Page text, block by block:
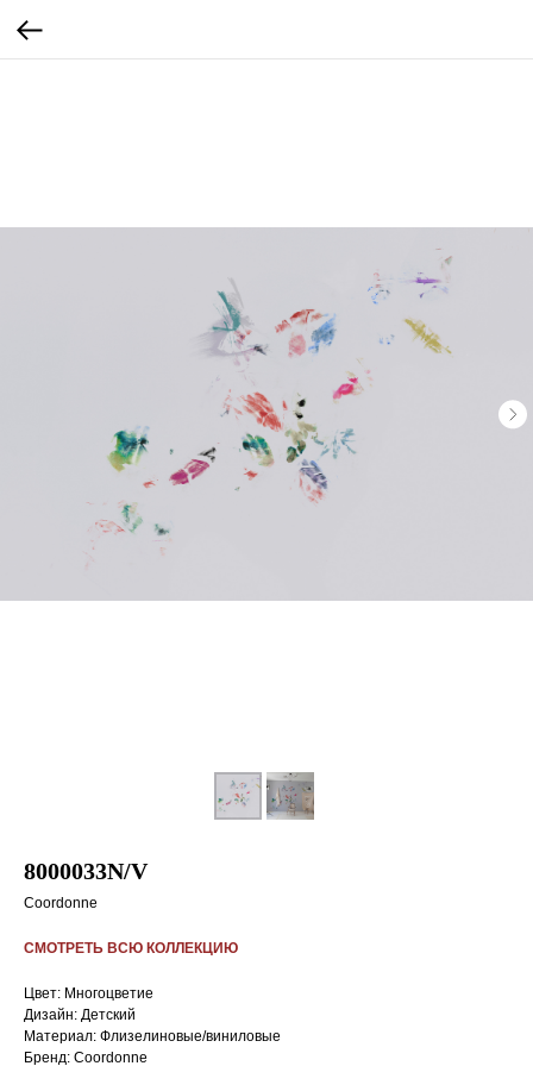
8000033N/V
Coordonne
СМОТРЕТЬ ВСЮ КОЛЛЕКЦИЮ
Цвет: Многоцветие
Дизайн: Детский
Материал: Флизелиновые/виниловые
Бренд: Coordonne